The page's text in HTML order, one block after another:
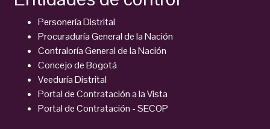
Personería Distrital
Procuraduría General de la Nación
Contraloría General de la Nación
Concejo de Bogotá
Veeduría Distrital
Portal de Contratación a la Vista
Portal de Contratación - SECOP